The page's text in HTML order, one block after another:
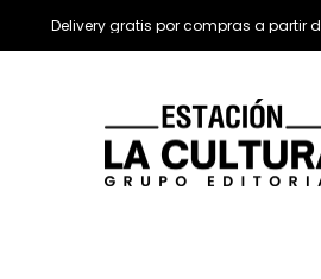
Delivery gratis por compras a partir